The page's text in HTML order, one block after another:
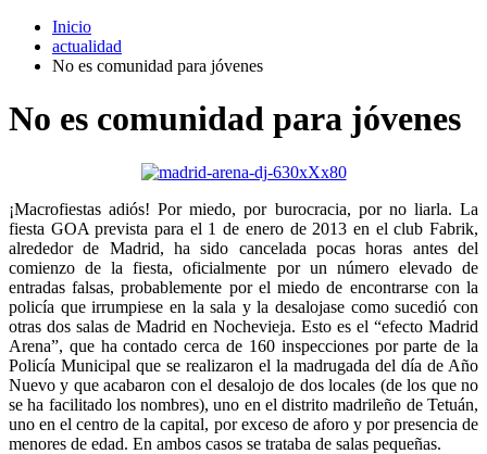
Inicio
actualidad
No es comunidad para jóvenes
No es comunidad para jóvenes
¡Macrofiestas adiós! Por miedo, por burocracia, por no liarla. La
fiesta GOA prevista para el 1 de enero de 2013 en el club Fabrik,
alrededor de Madrid, ha sido cancelada pocas horas antes del
comienzo de la fiesta, oficialmente por un número elevado de
entradas falsas, probablemente por el miedo de encontrarse con la
policía que irrumpiese en la sala y la desalojase como sucedió con
otras dos salas de Madrid en Nochevieja. Esto es el “efecto Madrid
Arena”, que ha contado cerca de 160 inspecciones por parte de la
Policía Municipal que se realizaron el la madrugada del día de Año
Nuevo y que acabaron con el desalojo de dos locales (de los que no
se ha facilitado los nombres), uno en el distrito madrileño de Tetuán,
uno en el centro de la capital, por exceso de aforo y por presencia de
menores de edad. En ambos casos se trataba de salas pequeñas.